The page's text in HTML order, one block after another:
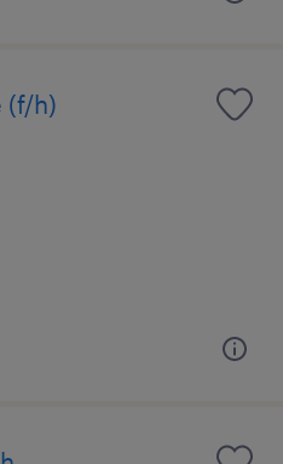
(f/h)